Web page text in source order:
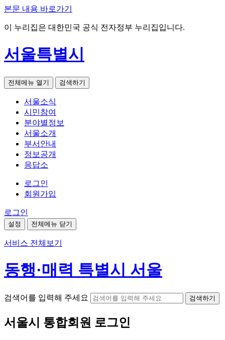
본문 내용 바로가기
이 누리집은 대한민국 공식 전자정부 누리집입니다.
서울특별시
전체메뉴 열기 검색하기
서울소식
시민참여
분야별정보
서울소개
부서안내
정보공개
응답소
로그인
회원가입
로그인
설정 전체메뉴 닫기
서비스 전체보기
동행·매력 특별시 서울
검색어를 입력해 주세요 검색하기
서울시 통합회원 로그인